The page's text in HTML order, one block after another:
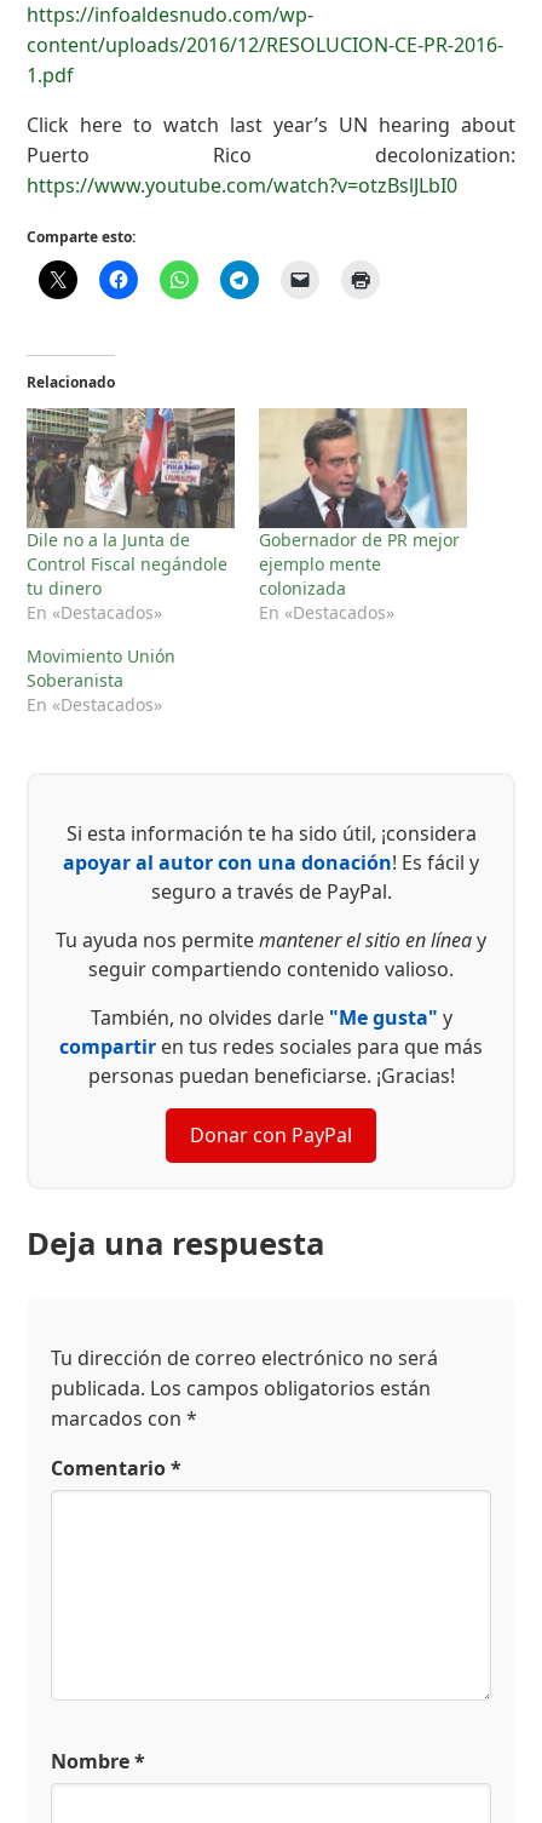
https://infoaldesnudo.com/wp-
content/uploads/2016/12/RESOLUCION-CE-PR-2016-
1.pdf
Click here to watch last year’s UN hearing about
Puerto Rico decolonization:
https://www.youtube.com/watch?v=otzBslJLbI0
Comparte esto:
Relacionado
Dile no a la Junta de
Control Fiscal negándole
tu dinero
En «Destacados»
Gobernador de PR mejor
ejemplo mente
colonizada
En «Destacados»
Movimiento Unión
Soberanista
En «Destacados»
Si esta información te ha sido útil, ¡considera
apoyar al autor con una donación! Es fácil y
seguro a través de PayPal.
Tu ayuda nos permitemantener el sitio en líneay
seguir compartiendo contenido valioso.
También, no olvides darle "Me gusta" y
compartir en tus redes sociales para que más
personas puedan beneficiarse. ¡Gracias!
Donar con PayPal
Deja una respuesta
Tu dirección de correo electrónico no será
publicada. Los campos obligatorios están
marcados con*
Comentario*
Nombre*